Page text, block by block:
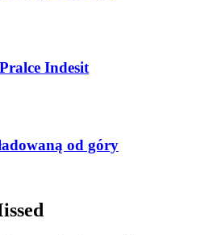
Indesit
od góry